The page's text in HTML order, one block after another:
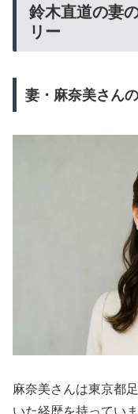
鈴木直道の妻
リー
妻・麻奈美さん
麻奈美さんは東京都
いた経歴を持ってい